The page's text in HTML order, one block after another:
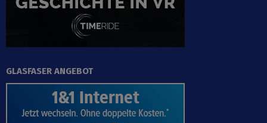
GLASFASER ANGEBOT